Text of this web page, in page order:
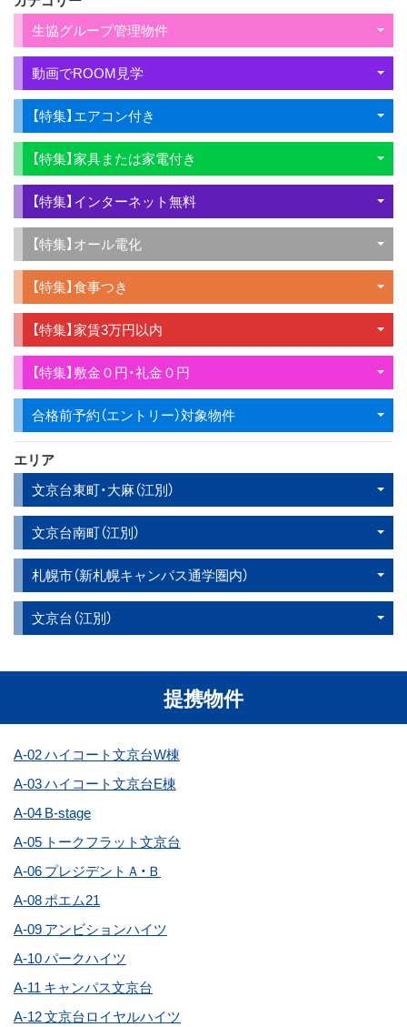
生協グループ管理物件
動画でROOM見学
【特集】エアコン付き
【特集】家具または家電付き
【特集】インターネット無料
【特集】オール電化
【特集】食事つき
【特集】家賃3万円以内
【特集】敷金０円・礼金０円
合格前予約（エントリー）対象物件
エリア
文京台東町・大麻（江別）
文京台南町（江別）
札幌市（新札幌キャンパス通学圏内）
文京台（江別）
提携物件
A-02 ハイコート文京台W棟
A-03 ハイコート文京台E棟
A-04 B-stage
A-05 トークフラット文京台
A-06 プレジデントＡ・Ｂ
A-08 ポエム21
A-09 アンビションハイツ
A-10 パークハイツ
A-11 キャンパス文京台
A-12 文京台ロイヤルハイツ